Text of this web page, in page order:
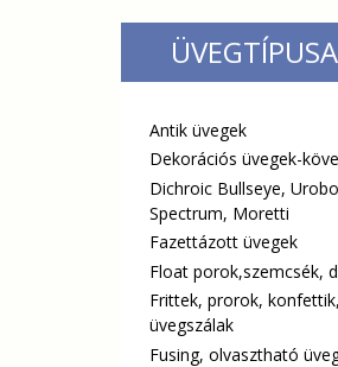
Antik üvegek
Dekorációs üvegek-
Dichroic Bullseye,
Spectrum, Moretti
Fazettázott üvegek
Float porok,szemcsék,
Frittek, prorok, konfettik,
üvegszálak
Fusing, olvasztható